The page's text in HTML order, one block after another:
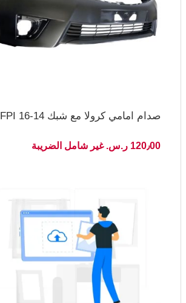
صدام امامي كرولا مع شبك 14-16 FPI
120٫00 ر.س.‏ غير شامل الضريبة